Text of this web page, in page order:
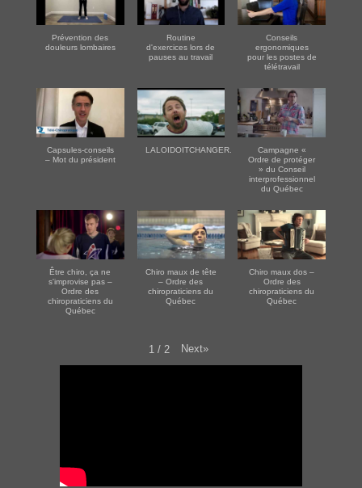
Prévention des
douleurs lombaires
Routine
d'exercices lors de
pauses au travail
Conseils
ergonomiques
pour les postes de
télétravail
Capsules-conseils
– Mot du président
LALOIDOITCHANGER.COM
Campagne «
Ordre de protéger
» du Conseil
interprofessionnel
du Québec
Être chiro, ça ne
s'improvise pas –
Ordre des
chiropraticiens du
Québec
Chiro maux de tête
– Ordre des
chiropraticiens du
Québec
Chiro maux dos –
Ordre des
chiropraticiens du
Québec
1 / 2 Next»